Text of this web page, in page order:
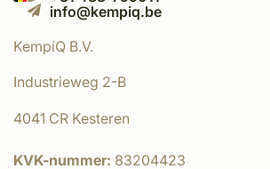
info@kempiq.be
KempíQ B.V.
Industrieweg 2-B
4041 CR Kesteren
KVK-nummer: 83204423